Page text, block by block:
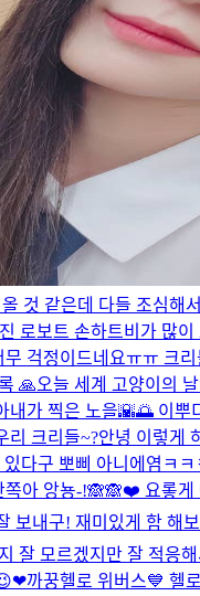
것 같은데 다들 조심해
로보트 손하트비가 많이
걱정이드네요ㅠㅠ 크리
🙏오늘 세계 고양이의
내가 찍은 노을🌇🌅 이뿌
리 크리들~?안녕 이렇게
다구 뽀삐 아니에염 ㅋ
쪽아 앙뇽-!🙈🙈❤️ 요롷게
보내구! 재미있게 함
잘 모르겠지만 잘 적응해
까꿍헬로 위버스💙 헬